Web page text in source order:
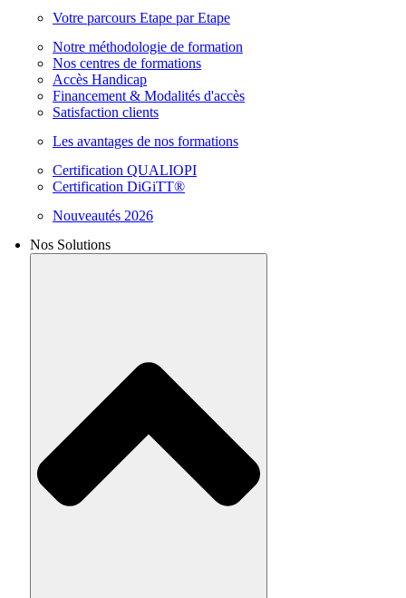
Votre parcours Etape par Etape
Notre méthodologie de formation
Nos centres de formations
Accès Handicap
Financement & Modalités d'accès
Satisfaction clients
Les avantages de nos formations
Certification QUALIOPI
Certification DiGiTT®
Nouveautés 2026
Nos Solutions